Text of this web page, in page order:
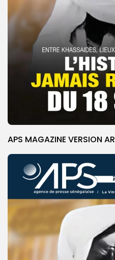
APS MAGAZINE VERSION AR